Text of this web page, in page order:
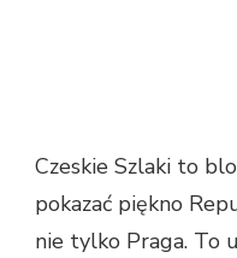
Czeskie Szlaki to
pokazać piękno
nie tylko Praga. To